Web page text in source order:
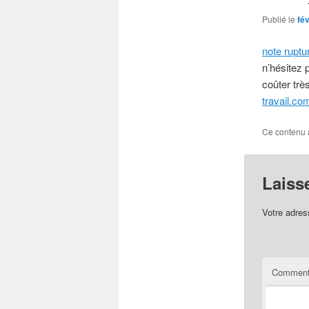
Publié le
note
n’hésitez
coûter
Ce contenu
Votre